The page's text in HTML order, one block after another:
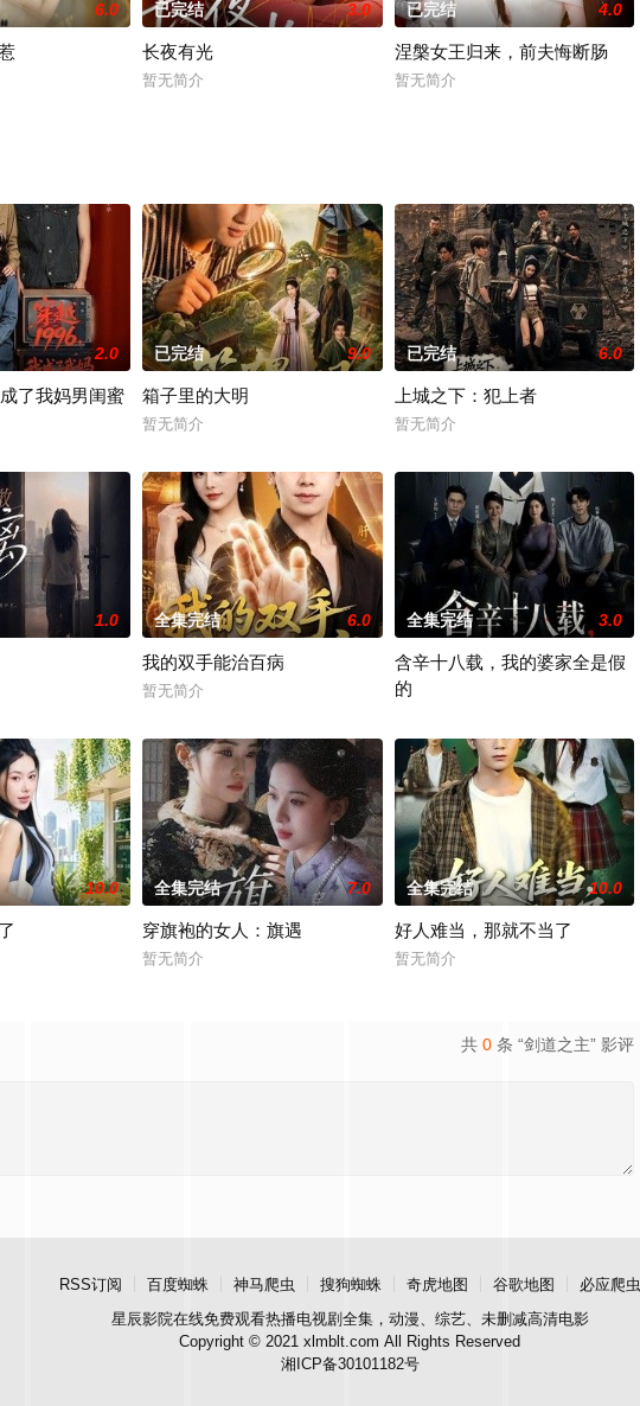
6.0 已完结 3.0
长夜有光
暂无简介
已完结 4.0
涅槃女王归来，前夫悔断肠
暂无简介
2.0
了我妈男闺蜜
已完结 9.0
箱子里的大明
暂无简介
已完结 6.0
上城之下：犯上者
暂无简介
1.0 全集完结 6.0
我的双手能治百病
暂无简介
全集完结 3.0
含辛十八载，我的婆家全是假
的
10.0 全集完结 7.0
穿旗袍的女人：旗遇
暂无简介
全集完结 10.0
好人难当，那就不当了
暂无简介
共 0 条 “剑道之主” 影评
RSS订阅 百度蜘蛛 神马爬虫 搜狗蜘蛛 奇虎地图 谷歌地图
必应爬虫
星辰影院在线免费观看热播电视剧全集，动漫、综艺、未删减高清电影
Copyright © 2021 xlmblt.com All Rights Reserved
湘ICP备30101182号